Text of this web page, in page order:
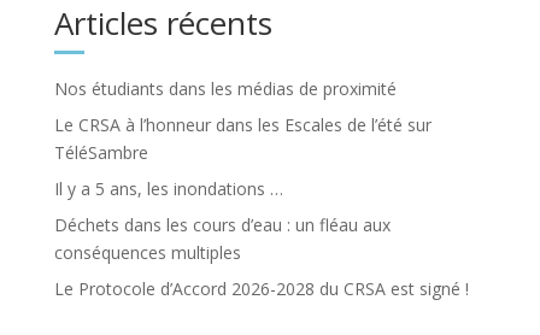
Articles récents
Nos étudiants dans les médias de proximité
Le CRSA à l’honneur dans les Escales de l’été sur
TéléSambre
Il y a 5 ans, les inondations …
Déchets dans les cours d’eau : un fléau aux
conséquences multiples
Le Protocole d’Accord 2026-2028 du CRSA est signé !